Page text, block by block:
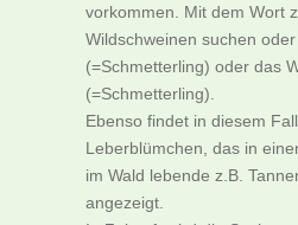
vorkommen. Mit dem Wort
Wildschweinen suchen
(=Schmetterling) oder das
(=Schmetterling).
Ebenso findet in diesem
Leberblümchen, das in
im Wald lebende z.B.
angezeigt.